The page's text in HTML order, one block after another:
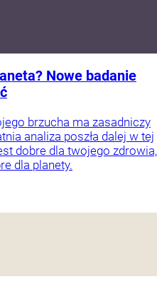
Nowe badanie
brzucha ma zasadniczy
analiza poszła dalej w tej
dobre dla twojego zdrowia,
dla planety.